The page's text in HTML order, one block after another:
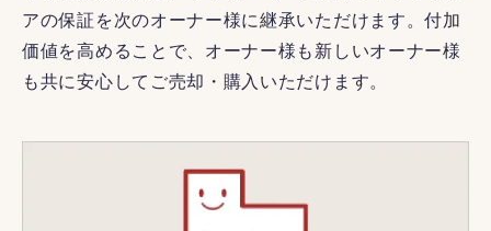
アの保証を次のオーナー様に継承いただけます。付加
価値を高めることで、オーナー様も新しいオーナー様
も共に安心してご売却・購入いただけます。